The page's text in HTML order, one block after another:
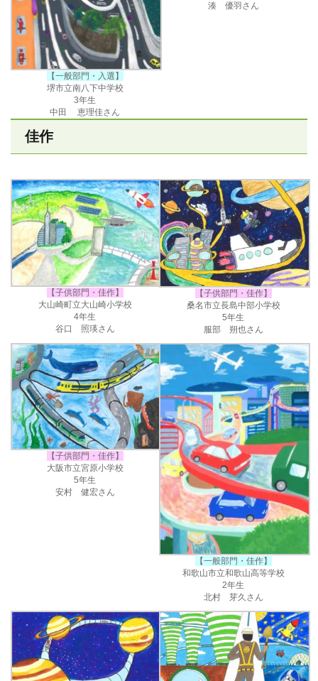
【一般部門・入選】
堺市立南八下中学校
3年生
中田 恵理佳さん
湊 優羽さん
佳作
【子供部門・佳作】
大山崎町立大山崎小学校
4年生
谷口 照瑛さん
【子供部門・佳作】
桑名市立長島中部小学校
5年生
服部 朔也さん
【子供部門・佳作】
大阪市立宮原小学校
5年生
安村 健宏さん
【一般部門・佳作】
和歌山市立和歌山高等学校
2年生
北村 芽久さん